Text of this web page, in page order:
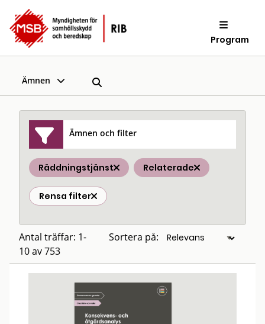
Program
Ämnen
Ämnen och filter
Räddningstjänst Relaterade
Rensa filter
Antal träffar: 1-
10 av 753
Sortera på: